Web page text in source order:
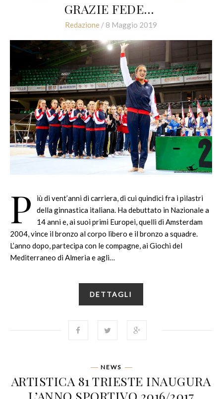
GRAZIE FEDE…
Redazione / 8 Maggio 2019
P
iù di vent’anni di carriera, di cui quindici fra i pilastri
della ginnastica italiana. Ha debuttato in Nazionale a
14 anni e, ai suoi primi Europei, quelli di Amsterdam
2004, vince il bronzo al corpo libero e il bronzo a squadre.
L’anno dopo, partecipa con le compagne, ai Giochi del
Mediterraneo di Almeria e agli…
DETTAGLI
NEWS
ARTISTICA 81 TRIESTE INAUGURA